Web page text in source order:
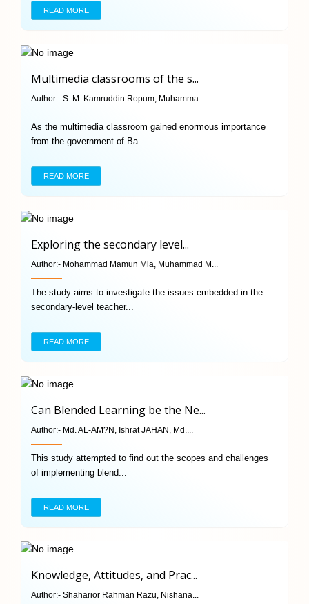
READ MORE
Multimedia classrooms of the s...
Author:- S. M. Kamruddin Ropum, Muhamma...
As the multimedia classroom gained enormous importance
from the government of Ba...
READ MORE
Exploring the secondary level...
Author:- Mohammad Mamun Mia, Muhammad M...
The study aims to investigate the issues embedded in the
secondary-level teacher...
READ MORE
Can Blended Learning be the Ne...
Author:- Md. AL-AM?N, Ishrat JAHAN, Md....
This study attempted to find out the scopes and challenges
of implementing blend...
READ MORE
Knowledge, Attitudes, and Prac...
Author:- Shaharior Rahman Razu, Nishana...